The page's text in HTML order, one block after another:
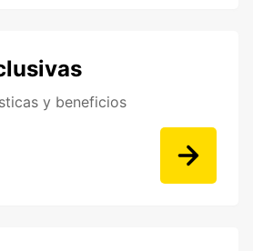
y beneficios